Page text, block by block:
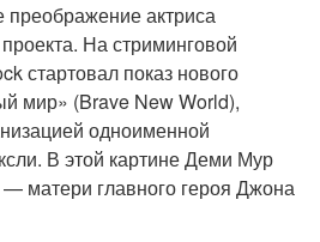
преображение актриса
На стриминговой
стартовал показ нового
мир» (Brave New World),
одноименной
В этой картине Деми Мур
матери главного героя Джона